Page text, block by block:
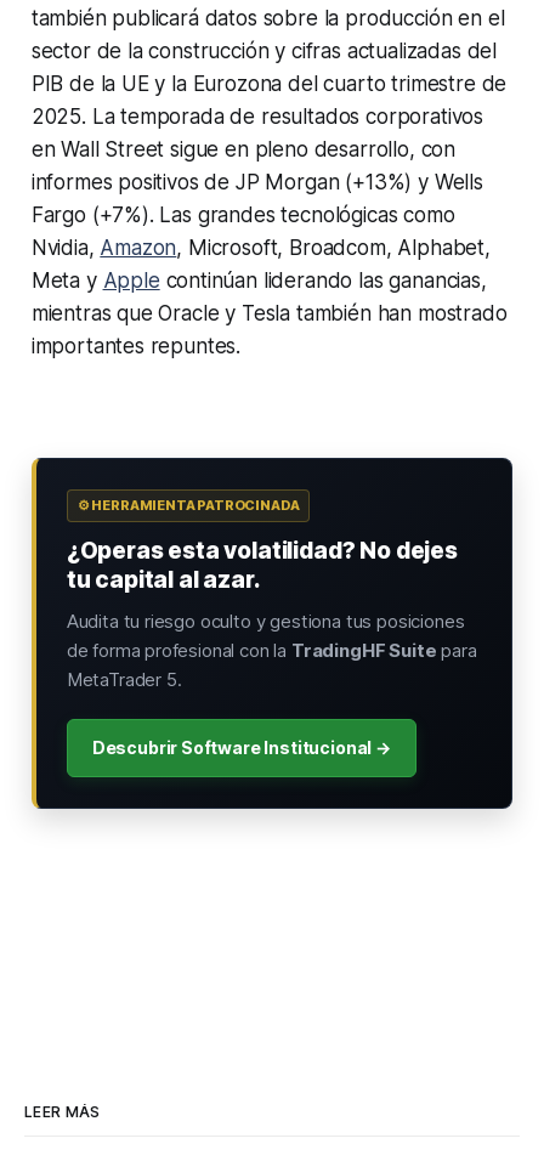
también publicará datos sobre la producción en el
sector de la construcción y cifras actualizadas del
PIB de la UE y la Eurozona del cuarto trimestre de
2025. La temporada de resultados corporativos
en Wall Street sigue en pleno desarrollo, con
informes positivos de JP Morgan (+13%) y Wells
Fargo (+7%). Las grandes tecnológicas como
Nvidia, Amazon, Microsoft, Broadcom, Alphabet,
Meta y Apple continúan liderando las ganancias,
mientras que Oracle y Tesla también han mostrado
importantes repuntes.
⚙️ HERRAMIENTA PATROCINADA
¿Operas esta volatilidad? No dejes
tu capital al azar.
Audita tu riesgo oculto y gestiona tus posiciones
de forma profesional con la TradingHF Suite para
MetaTrader 5.
Descubrir Software Institucional →
LEER MÁS